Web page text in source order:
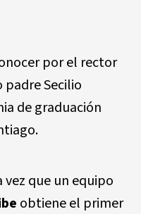
por el rector
padre Secilio
de graduación
que un equipo
obtiene el primer